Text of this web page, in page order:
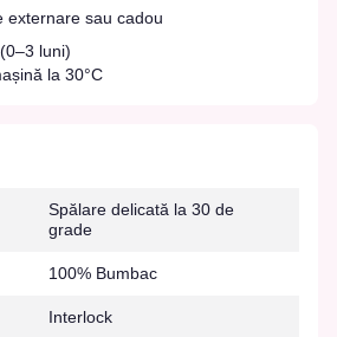
sau cadou
luni)
la 30°C
Spălare delicată la 30 de
grade
100% Bumbac
Interlock